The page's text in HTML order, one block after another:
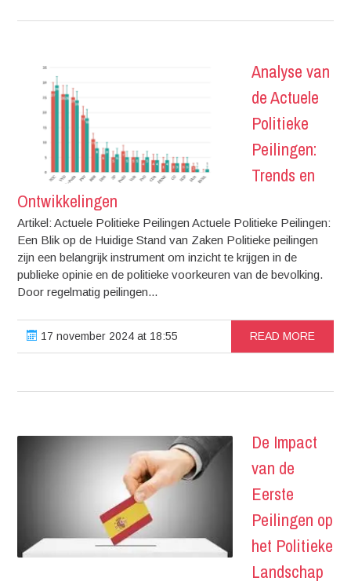
Analyse van
de Actuele
Politieke
Peilingen:
Trends en
Ontwikkelingen
Artikel: Actuele Politieke Peilingen Actuele Politieke Peilingen:
Een Blik op de Huidige Stand van Zaken Politieke peilingen
zijn een belangrijk instrument om inzicht te krijgen in de
publieke opinie en de politieke voorkeuren van de bevolking.
Door regelmatig peilingen...
17 november 2024 at 18:55 READ MORE
De Impact
van de
Eerste
Peilingen op
het Politieke
Landschap